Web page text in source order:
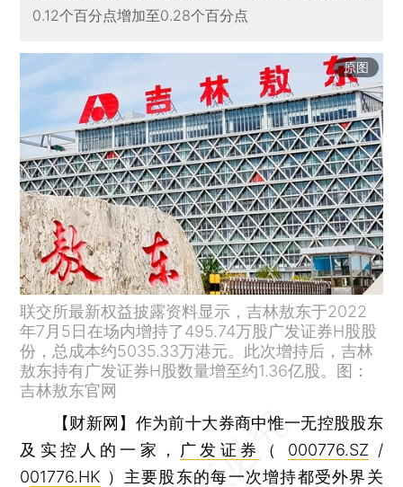
0.12个百分点增加至0.28个百分点
原图
联交所最新权益披露资料显示，吉林敖东于2022
年7月5日在场内增持了495.74万股广发证券H股股
份，总成本约5035.33万港元。此次增持后，吉林
敖东持有广发证券H股数量增至约1.36亿股。图：
吉林敖东官网
【财新网】 作为前十大券商中惟一无控股股东
及实控人的一家， 广发证券 （ 000776.SZ /
001776.HK ）主要股东的每一次增持都受外界关